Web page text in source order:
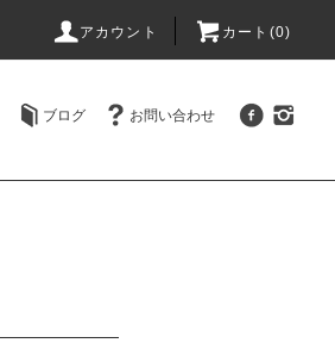
アカウント カート(0)
ブログ お問い合わせ